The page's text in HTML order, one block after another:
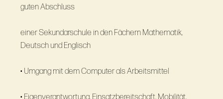
guten Abschluss
einer Sekundarschule in den Fächern Mathematik,
Deutsch und Englisch
• Umgang mit dem Computer als Arbeitsmittel